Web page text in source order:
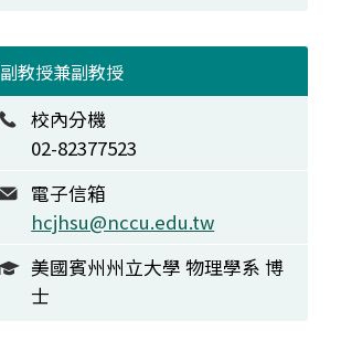
副教授兼副教授
校內分機
02-82377523
電子信箱
hcjhsu@nccu.edu.tw
美國賓州州立大學 物理學系 博
士